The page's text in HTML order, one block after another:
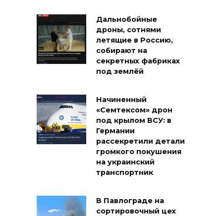
Дальнобойные
дроны, сотнями
летящие в Россию,
собирают на
секретных фабриках
под землёй
Начиненный
«Семтексом» дрон
под крылом ВСУ: в
Германии
рассекретили детали
громкого покушения
на украинский
транспортник
В Павлограде на
сортировочный цех